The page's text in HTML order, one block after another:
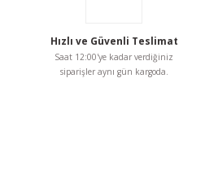
Hızlı ve Güvenli Teslimat
Saat 12:00'ye kadar verdiğiniz
siparişler aynı gün kargoda.